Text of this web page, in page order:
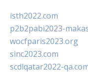
isth2022.com
p2b2pabi2023-
wocfparis2023.org
sinc2023.com
scdlqatar2022-